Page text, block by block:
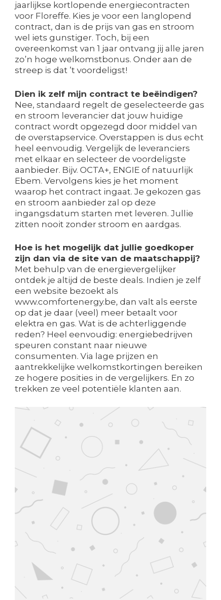
jaarlijkse kortlopende energiecontracten
voor Floreffe. Kies je voor een langlopend
contract, dan is de prijs van gas en stroom
wel iets gunstiger. Toch, bij een
overeenkomst van 1 jaar ontvang jij alle jaren
zo’n hoge welkomstbonus. Onder aan de
streep is dat ’t voordeligst!
Dien ik zelf mijn contract te beëindigen?
Nee, standaard regelt de geselecteerde gas
en stroom leverancier dat jouw huidige
contract wordt opgezegd door middel van
de overstapservice. Overstappen is dus echt
heel eenvoudig. Vergelijk de leveranciers
met elkaar en selecteer de voordeligste
aanbieder. Bijv. OCTA+, ENGIE of natuurlijk
Ebem. Vervolgens kies je het moment
waarop het contract ingaat. Je gekozen gas
en stroom aanbieder zal op deze
ingangsdatum starten met leveren. Jullie
zitten nooit zonder stroom en aardgas.
Hoe is het mogelijk dat jullie goedkoper
zijn dan via de site van de maatschappij?
Met behulp van de energievergelijker
ontdek je altijd de beste deals. Indien je zelf
een website bezoekt als
www.comfortenergy.be, dan valt als eerste
op dat je daar (veel) meer betaalt voor
elektra en gas. Wat is de achterliggende
reden? Heel eenvoudig: energiebedrijven
speuren constant naar nieuwe
consumenten. Via lage prijzen en
aantrekkelijke welkomstkortingen bereiken
ze hogere posities in de vergelijkers. En zo
trekken ze veel potentiële klanten aan.